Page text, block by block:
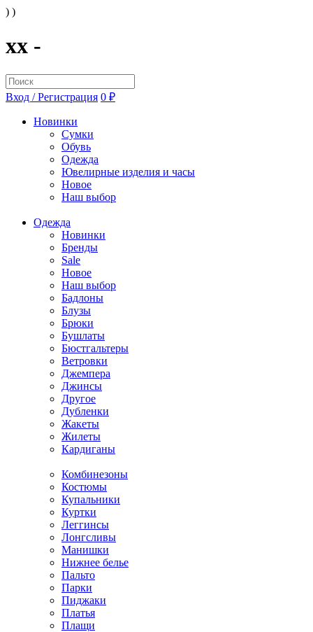
) )
xx -
Вход / Регистрация 0 ₽
Новинки
Сумки
Обувь
Одежда
Ювелирные изделия и часы
Новое
Наш выбор
Одежда
Новинки
Бренды
Sale
Новое
Наш выбор
Бадлоны
Блузы
Брюки
Бушлаты
Бюстгальтеры
Ветровки
Джемпера
Джинсы
Другое
Дубленки
Жакеты
Жилеты
Кардиганы
Комбинезоны
Костюмы
Купальники
Куртки
Леггинсы
Лонгсливы
Манишки
Нижнее белье
Пальто
Парки
Пиджаки
Платья
Плащи